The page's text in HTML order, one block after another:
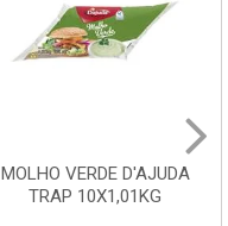
MOLHO VERDE D'AJUDA
TRAP 10X1,01KG